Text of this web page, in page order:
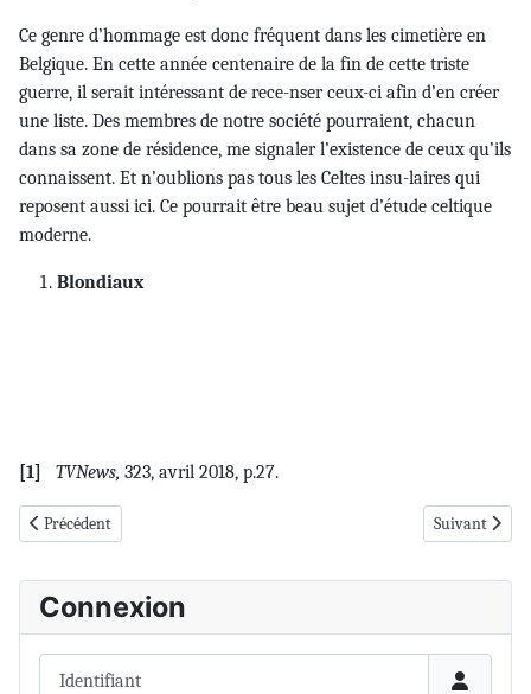
Ce genre d’hommage est donc fréquent dans les cimetière en
Belgique. En cette année centenaire de la fin de cette triste
guerre, il serait intéressant de rece-nser ceux-ci afin d’en créer
une liste. Des membres de notre société pourraient, chacun
dans sa zone de résidence, me signaler l’existence de ceux qu’ils
connaissent. Et n’oublions pas tous les Celtes insu-laires qui
reposent aussi ici. Ce pourrait être beau sujet d’étude celtique
moderne.
Blondiaux
[1] TVNews, 323, avril 2018, p.27.
Article précédent : BISBEC 2018-6
Précédent Article suivant
Suivant
Connexion